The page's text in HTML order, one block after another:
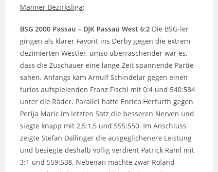
Männer Bezirksliga:
BSG 2000 Passau – DJK Passau West 6:2 Die BSG-ler
gingen als klarer Favorit ins Derby gegen die extrem
dezimierten Westler, umso überraschender war es,
dass die Zuschauer eine lange Zeit spannende Partie
sahen. Anfangs kam Arnulf Schindelar gegen einen
furios aufspielenden Franz Fischl mit 0:4 und 540:584
unter die Räder. Parallel hatte Enrico Herfurth gegen
Perija Maric im letzten Satz die besseren Nerven und
siegte knapp mit 2,5:1,5 und 555:550. Im Anschluss
zeigte Stefan Dallinger die ausgeglichenere Leistung
und besiegte deshalb völlig verdient Patrick Raml mit
3:1 und 559:538. Nebenan machte zwar Roland